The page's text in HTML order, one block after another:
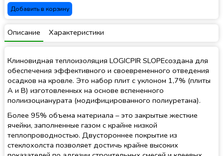
Добавить в корзину
Описание Характеристики
Клиновидная теплоизоляция LOGICPIR SLOPEсоздана для
обеспечения эффективного и своевременного отведения
осадков на кровле. Это набор плит с уклоном 1,7% (плиты
A и В) изготовленных на основе вспененного
полиизоцианурата (модифицированного полиуретана).
Более 95% объема материала – это закрытые жесткие
ячейки, заполненные газом с крайне низкой
теплопроводностью. Двустороннее покрытие из
стеклохолста позволяет достичь крайне высоких